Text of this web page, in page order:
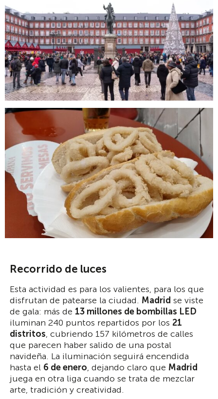
Recorrido de luces
Esta actividad es para los valientes, para los que
disfrutan de patearse la ciudad. Madrid se viste
de gala: más de 13 millones de bombillas LED
iluminan 240 puntos repartidos por los 21
distritos, cubriendo 157 kilómetros de calles
que parecen haber salido de una postal
navideña. La iluminación seguirá encendida
hasta el 6 de enero, dejando claro que Madrid
juega en otra liga cuando se trata de mezclar
arte, tradición y creatividad.